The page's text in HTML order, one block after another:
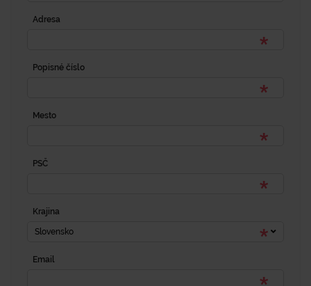
Adresa
Popisné číslo
Mesto
PSČ
Krajina
Slovensko
Email